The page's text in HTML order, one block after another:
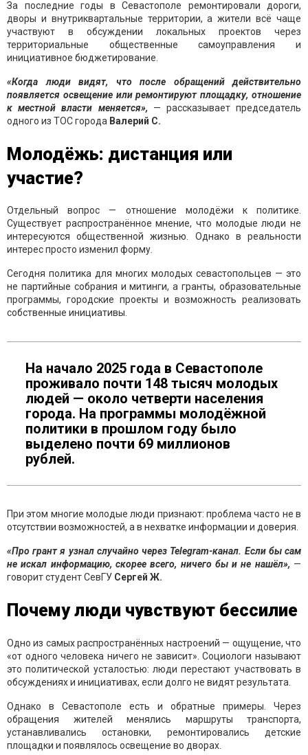
За последние годы в Севастополе ремонтировали дороги,
дворы и внутриквартальные территории, а жители всё чаще
участвуют в обсуждении локальных проектов через
территориальные общественные самоуправления и
инициативное бюджетирование.
«Когда люди видят, что после обращений действительно
появляется освещение или ремонтируют площадку, отношение
к местной власти меняется», — рассказывает председатель
одного из ТОС города Валерий С.
Молодёжь: дистанция или
участие?
Отдельный вопрос — отношение молодёжи к политике.
Существует распространённое мнение, что молодые люди не
интересуются общественной жизнью. Однако в реальности
интерес просто изменил форму.
Сегодня политика для многих молодых севастопольцев — это
не партийные собрания и митинги, а гранты, образовательные
программы, городские проекты и возможность реализовать
собственные инициативы.
На начало 2025 года в Севастополе
проживало почти 148 тысяч молодых
людей — около четверти населения
города. На программы молодёжной
политики в прошлом году было
выделено почти 69 миллионов
рублей.
При этом многие молодые люди признают: проблема часто не в
отсутствии возможностей, а в нехватке информации и доверия.
«Про грант я узнал случайно через Telegram-канал. Если бы сам
не искал информацию, скорее всего, ничего бы и не нашёл», —
говорит студент СевГУ Сергей Ж.
Почему люди чувствуют бессилие
Одно из самых распространённых настроений — ощущение, что
«от одного человека ничего не зависит». Социологи называют
это политической усталостью: люди перестают участвовать в
обсуждениях и инициативах, если долго не видят результата.
Однако в Севастополе есть и обратные примеры. Через
обращения жителей менялись маршруты транспорта,
устанавливались остановки, ремонтировались детские
площадки и появлялось освещение во дворах.